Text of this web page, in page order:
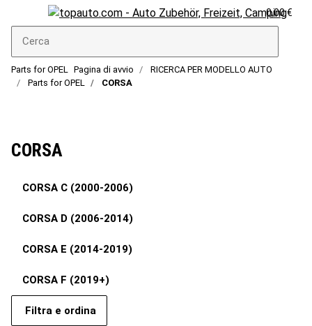
0,00 €
Parts for OPEL Pagina di avvio
RICERCA PER MODELLO AUTO
Parts for OPEL
CORSA
CORSA
CORSA C (2000-2006)
CORSA D (2006-2014)
CORSA E (2014-2019)
CORSA F (2019+)
Filtra e ordina